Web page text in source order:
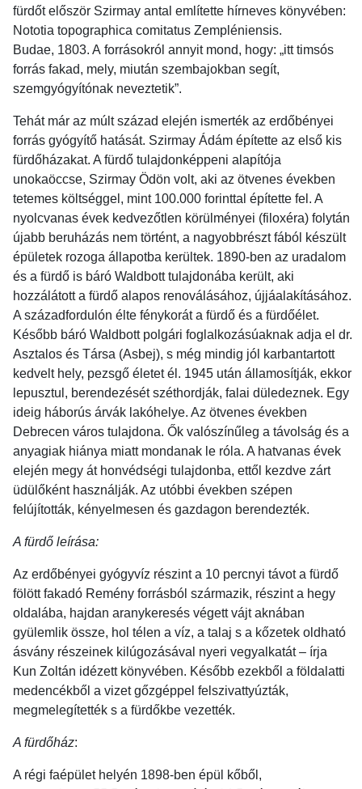
fürdőt először Szirmay antal említette hírneves könyvében:
Nototia topographica comitatus Zempléniensis.
Budae, 1803. A forrásokról annyit mond, hogy: „itt timsós
forrás fakad, mely, miután szembajokban segít,
szemgyógyítónak neveztetik”.
Tehát már az múlt század elején ismerték az erdőbényei
forrás gyógyítő hatását. Szirmay Ádám építette az első kis
fürdőházakat. A fürdő tulajdonképpeni alapítója
unokaöccse, Szirmay Ödön volt, aki az ötvenes években
tetemes költséggel, mint 100.000 forinttal építette fel. A
nyolcvanas évek kedvezőtlen körülményei (filoxéra) folytán
újabb beruházás nem történt, a nagyobbrészt fából készült
épületek rozoga állapotba kerültek. 1890-ben az uradalom
és a fürdő is báró Waldbott tulajdonába került, aki
hozzálátott a fürdő alapos renoválásához, újjáalakításához.
A századfordulón élte fénykorát a fürdő és a fürdőélet.
Később báró Waldbott polgári foglalkozásúaknak adja el dr.
Asztalos és Társa (Asbej), s még mindig jól karbantartott
kedvelt hely, pezsgő életet él. 1945 után államosítják, ekkor
lepusztul, berendezését széthordják, falai düledeznek. Egy
ideig háborús árvák lakóhelye. Az ötvenes években
Debrecen város tulajdona. Ők valószínűleg a távolság és a
anyagiak hiánya miatt mondanak le róla. A hatvanas évek
elején megy át honvédségi tulajdonba, ettől kezdve zárt
üdülőként használják. Az utóbbi években szépen
felújították, kényelmesen és gazdagon berendezték.
A fürdő leírása:
Az erdőbényei gyógyvíz részint a 10 percnyi távot a fürdő
fölött fakadó Remény forrásból származik, részint a hegy
oldalába, hajdan aranykeresés végett vájt aknában
gyülemlik össze, hol télen a víz, a talaj s a kőzetek oldható
ásvány részeinek kilúgozásával nyeri vegyalkatát – írja
Kun Zoltán idézett könyvében. Később ezekből a földalatti
medencékből a vizet gőzgéppel felszivattyúzták,
megmelegítették s a fürdőkbe vezették.
A fürdőház:
A régi faépület helyén 1898-ben épül kőből,